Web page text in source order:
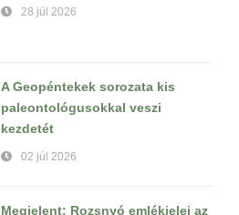
28 júl 2026
A Geopéntekek sorozata kis
paleontológusokkal veszi
kezdetét
02 júl 2026
Megjelent: Rozsnyó emlékjelei az